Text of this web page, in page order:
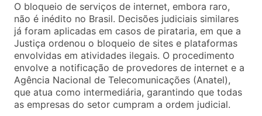
O bloqueio de serviços de internet, embora raro,
não é inédito no Brasil. Decisões judiciais similares
já foram aplicadas em casos de pirataria, em que a
Justiça ordenou o bloqueio de sites e plataformas
envolvidas em atividades ilegais. O procedimento
envolve a notificação de provedores de internet e a
Agência Nacional de Telecomunicações (Anatel),
que atua como intermediária, garantindo que todas
as empresas do setor cumpram a ordem judicial.